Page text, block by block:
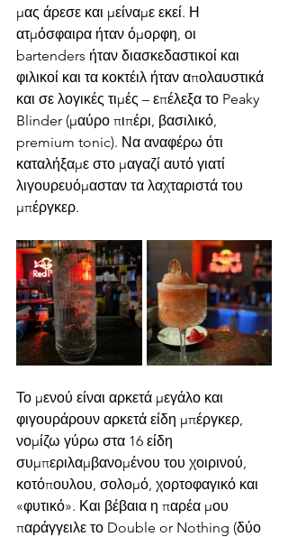
μας άρεσε και μείναμε εκεί. Η
ατμόσφαιρα ήταν όμορφη, οι
bartenders ήταν διασκεδαστικοί και
φιλικοί και τα κοκτέιλ ήταν απολαυστικά
και σε λογικές τιμές – επέλεξα το Peaky
Blinder (μαύρο πιπέρι, βασιλικό,
premium tonic). Να αναφέρω ότι
καταλήξαμε στο μαγαζί αυτό γιατί
λιγουρευόμασταν τα λαχταριστά του
μπέργκερ.
Το μενού είναι αρκετά μεγάλο και
φιγουράρουν αρκετά είδη μπέργκερ,
νομίζω γύρω στα 16 είδη
συμπεριλαμβανομένου του χοιρινού,
κοτόπουλου, σολομό, χορτοφαγικό και
«φυτικό». Και βέβαια η παρέα μου
παράγγειλε το Double or Nothing (δύο